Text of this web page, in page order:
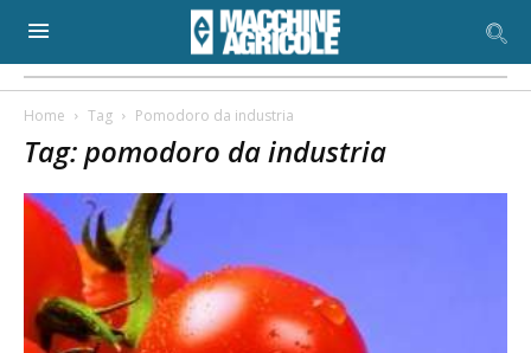
Home Tag Pomodoro da industria
Tag: pomodoro da industria